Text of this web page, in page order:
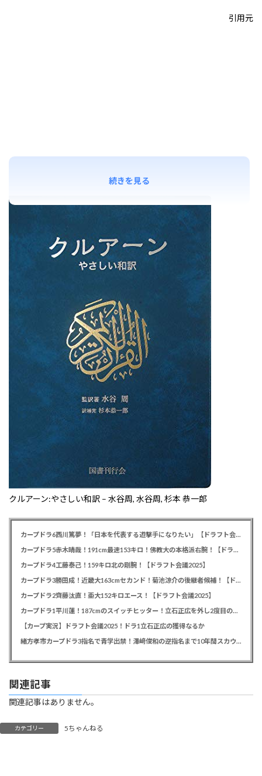
引用元
クルアーン:やさしい和訳 – 水谷周, 水谷周, 杉本 恭一郎
続きを見る
カープドラ6西川篤夢！「日本を代表する遊撃手になりたい」【ドラフト会議2025】
カープドラ5赤木晴哉！191cm最速153キロ！佛教大の本格派右腕！【ドラフト会議2025】
カープドラ4工藤泰己！159キロ北の剛腕！【ドラフト会議2025】
カープドラ3勝田成！近畿大163cmセカンド！菊池涼介の後継者候補！【ドラフト会議2025】
カープドラ2齊藤汰直！亜大152キロエース！【ドラフト会議2025】
カープドラ1平川蓮！187cmのスイッチヒッター！立石正広を外し2度目の重複も新井監督がクジを引き当てる！【ドラフト会議2025】
【カープ実況】ドラフト会議2025！ドラ1立石正広の獲得なるか
緒方孝市カープドラ3指名で青学出禁！澤﨑俊和の逆指名まで10年間スカウト出禁
関連記事
関連記事はありません。
カテゴリー 5ちゃんねる